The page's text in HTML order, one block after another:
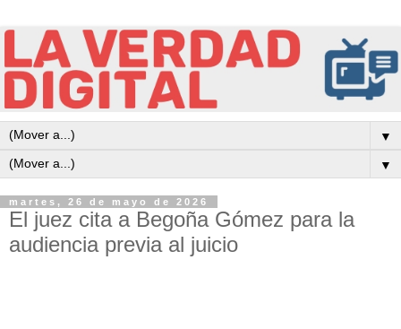
▼
▼
martes, 26 de mayo de 2026
El juez cita a Begoña Gómez para la
audiencia previa al juicio